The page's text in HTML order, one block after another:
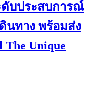
ดับประสบการณ์
นทาง พร้อมส่ง
Unique